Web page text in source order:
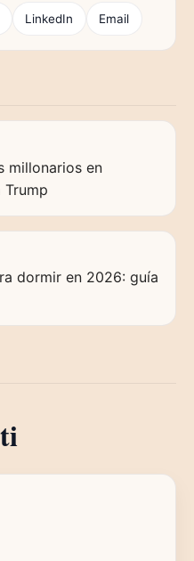
LinkedIn Email
millonarios en
dormir en 2026: guía